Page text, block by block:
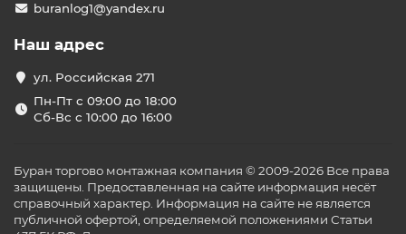
Функционал и технологии
Инверторные компрессоры — высокая
энергоэффективность и тихая работа.
±0,5 °C.
Антивибрационные и антикоррозионные
удобное интерфейсное управление.
Преимущества покупки в
«Буран Климат»
buranlog1@yandex.ru
Наш адрес
ул. Российская 271
Пн-Пт с 09:00 до 18:00
Сб-Вс с 10:00 до 16:00
Буран торгово монтажная компания © 2009-2026 Все права
защищены. Предоставленная на сайте информация несёт
справочный характер. Информация на сайте не является
публичной офертой, определяемой положениями Статьи